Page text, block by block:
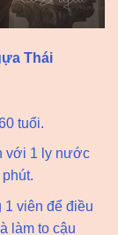
Thái
tuổi.
với 1 ly nước
1 viên để điều
làm to cậu